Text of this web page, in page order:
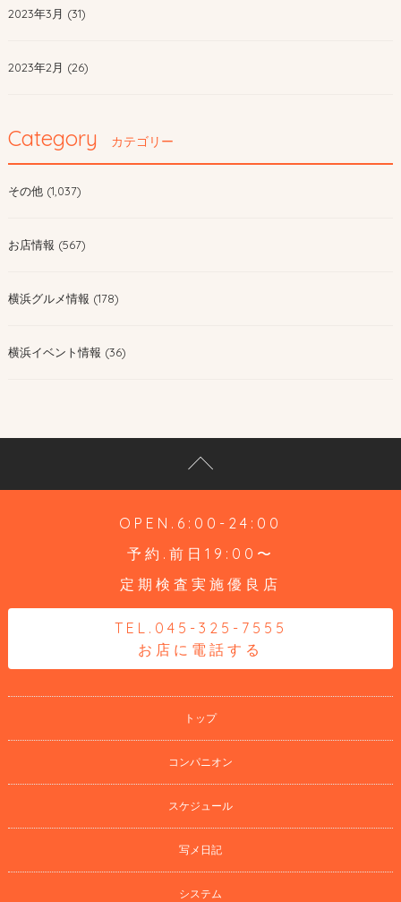
2023年3月 (31)
2023年2月 (26)
Category カテゴリー
その他 (1,037)
お店情報 (567)
横浜グルメ情報 (178)
横浜イベント情報 (36)
OPEN.6:00-24:00
予約.前日19:00〜
定期検査実施優良店
TEL.045-325-7555
お店に電話する
トップ
コンパニオン
スケジュール
写メ日記
システム